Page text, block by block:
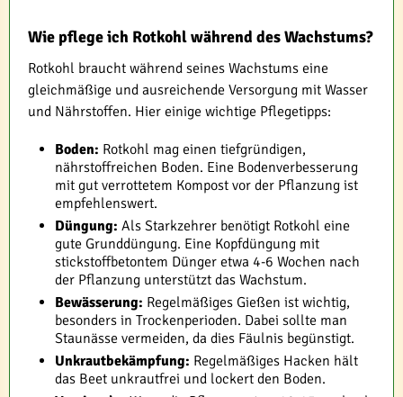
Wie pflege ich Rotkohl während des Wachstums?
Rotkohl braucht während seines Wachstums eine
gleichmäßige und ausreichende Versorgung mit Wasser
und Nährstoffen. Hier einige wichtige Pflegetipps:
Boden: Rotkohl mag einen tiefgründigen,
nährstoffreichen Boden. Eine Bodenverbesserung
mit gut verrottetem Kompost vor der Pflanzung ist
empfehlenswert.
Düngung: Als Starkzehrer benötigt Rotkohl eine
gute Grunddüngung. Eine Kopfdüngung mit
stickstoffbetontem Dünger etwa 4-6 Wochen nach
der Pflanzung unterstützt das Wachstum.
Bewässerung: Regelmäßiges Gießen ist wichtig,
besonders in Trockenperioden. Dabei sollte man
Staunässe vermeiden, da dies Fäulnis begünstigt.
Unkrautbekämpfung: Regelmäßiges Hacken hält
das Beet unkrautfrei und lockert den Boden.